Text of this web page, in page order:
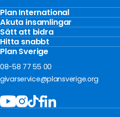
Plan International
Stöd barnen
Vårt arbete
För företag
Om oss
Akuta insamlingar
Akut insamling Gaza
Akut insamling Ukraina
Akut insamling Sudan
Sätt att bidra
Gåvoshop
Ge en gåva
Bli månadsgivare
Starta egen insamling
Bidra som företag
Filantropi och stiftelser
Hitta snabbt
Kontakta oss
Frågor och svar
Jobba hos oss
Policys och villkor
Tillgänglighet
Plan Sverige
08-58 77 55 00
givarservice@plansverige.org